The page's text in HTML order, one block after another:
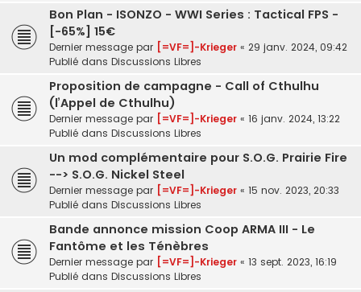
Bon Plan - ISONZO - WWI Series : Tactical FPS -
[-65%] 15€
Dernier message par [=VF=]-Krieger « 29 janv. 2024, 09:42
Publié dans Discussions Libres
Proposition de campagne - Call of Cthulhu
(l’Appel de Cthulhu)
Dernier message par [=VF=]-Krieger « 16 janv. 2024, 13:22
Publié dans Discussions Libres
Un mod complémentaire pour S.O.G. Prairie Fire
--> S.O.G. Nickel Steel
Dernier message par [=VF=]-Krieger « 15 nov. 2023, 20:33
Publié dans Discussions Libres
Bande annonce mission Coop ARMA III - Le
Fantôme et les Ténèbres
Dernier message par [=VF=]-Krieger « 13 sept. 2023, 16:19
Publié dans Discussions Libres